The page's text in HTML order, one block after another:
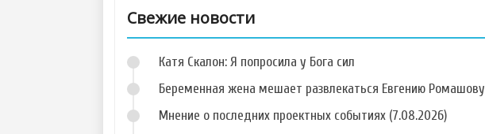
Свежие новости
Катя Скалон: Я попросила у Бога сил
Беременная жена мешает развлекаться Евгению Ромашову
Мнение о последних проектных событиях (7.08.2026)